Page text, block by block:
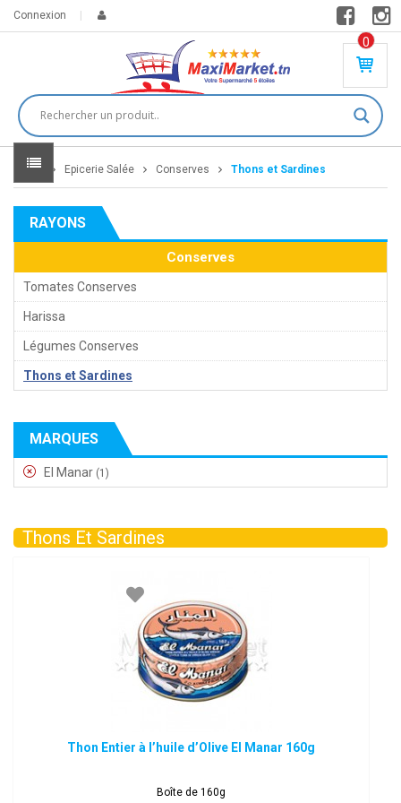
Connexion
0
PR
DU
IT(
S)
DT
Home Epicerie Salée Conserves Thons et Sardines
RAYONS
Conserves
Tomates Conserves
Harissa
Légumes Conserves
Thons et Sardines
MARQUES
El Manar (1)
Thons Et Sardines
Thon Entier à l’huile d’Olive El Manar 160g
Boîte de 160g